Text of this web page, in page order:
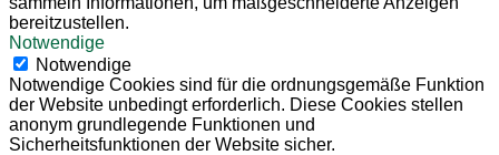
bereitzustellen.
Notwendige
Notwendige
Notwendige Cookies sind für die ordnungsgemäße Funktion
der Website unbedingt erforderlich. Diese Cookies stellen
anonym grundlegende Funktionen und
Sicherheitsfunktionen der Website sicher.